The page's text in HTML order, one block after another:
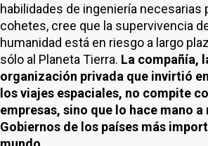
habilidades de ingeniería necesarias
cohetes, cree que la supervivencia
humanidad está en riesgo a largo
sólo al Planeta Tierra. La compañía,
organización privada que invirtió
los viajes espaciales, no compite
empresas, sino que lo hace mano
Gobiernos de los países más